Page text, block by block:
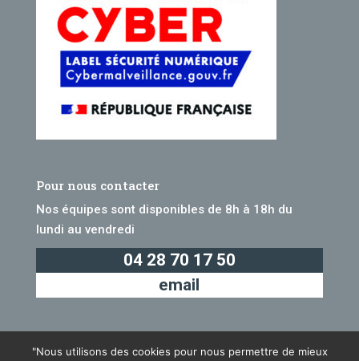
Pour nous contacter
Nos équipes sont disponibles de 8h à 18h du
lundi au vendredi
04 28 70 17 50
email
"Nous utilisons des cookies pour nous permettre de mieux